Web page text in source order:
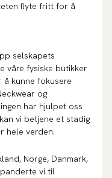
flyte fritt for å
selskapets
våre fysiske butikker
kunne fokusere
og
har hjulpet oss
vi betjene et stadig
hele verden.
Norge, Danmark,
vi til